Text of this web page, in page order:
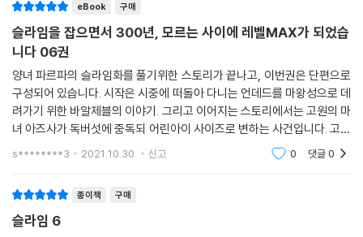
eBook 구매
슬라임을 잡으면서 300년, 모르는 사이에 레벨MAX가 되었습
니다 06권
양녀 파르파의 슬라임화를 풀기위한 스토리가 끝나고, 이번권은 단편으로
구성되어 있습니다. 시작은 시중에 떠돌아 다니는 언데드를 마왕성으로 데
려가기 위한 바알제블의 이야기. 그리고 이어지는 스토리에서는 고원의 마
녀 아즈사가 독버섯에 중독되 어린아이 사이즈로 변하는 사건입니다. 고독
사했던 사축 여사원이 환타지 세계에서 아기자기한 재미를 만끽하는 슬로
s********3 2021.10.30. 신고 0 댓글0
종이책 구매
슬라임 6